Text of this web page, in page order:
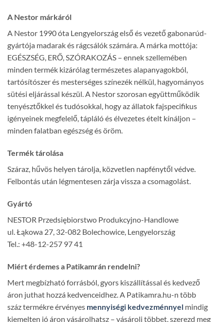
A Nestor márkáról
A Nestor 1990 óta Lengyelország első és vezető gabonarúd-
gyártója madarak és rágcsálók számára. A márka mottója:
EGÉSZSÉG, ERŐ, SZÓRAKOZÁS – ennek szellemében
minden termék kizárólag természetes alapanyagokból,
tartósítószer és mesterséges színezék nélkül, hagyományos
sütési eljárással készül. A Nestor szorosan együttműködik
tenyésztőkkel és tudósokkal, hogy az állatok fajspecifikus
igényeinek megfelelő, tápláló és élvezetes ételt kínáljon –
minden falatban egészség és öröm.
Termék tárolása
Száraz, hűvös helyen tárolja, közvetlen napfénytől védve.
Felbontás után légmentesen zárja vissza a csomagolást.
Gyártó
NESTOR Przedsiębiorstwo Produkcyjno-Handlowe
ul. Łąkowa 27, 32-082 Bolechowice, Lengyelország
Tel.: +48-12-257 97 41
Miért érdemes a Patikamrán rendelni?
Mert megbízható forrásból, gyors kiszállítással és kedvező
áron juthat hozzá kedvenceidhez. A Patikamra.hu-n több
száz termékre érvényes mennyiségi kedvezménnyel mindig
kiemelten jó áron vásárolhatsz – vásárolj többet, szerezd meg